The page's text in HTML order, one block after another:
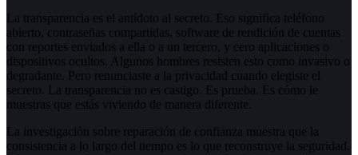
La transparencia es el antídoto al secreto. Eso significa teléfono
abierto, contraseñas compartidas, software de rendición de cuentas
con reportes enviados a ella o a un tercero, y cero aplicaciones o
dispositivos ocultos. Algunos hombres resisten esto como invasivo o
degradante. Pero renunciaste a la privacidad cuando elegiste el
secreto. La transparencia no es castigo. Es prueba. Es cómo le
muestras que estás viviendo de manera diferente.
La investigación sobre reparación de confianza muestra que la
consistencia a lo largo del tiempo es lo que reconstruye la seguridad.